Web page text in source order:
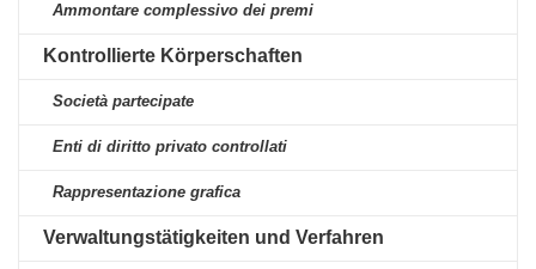
Ammontare complessivo dei premi
Kontrollierte Körperschaften
Società partecipate
Enti di diritto privato controllati
Rappresentazione grafica
Verwaltungstätigkeiten und Verfahren